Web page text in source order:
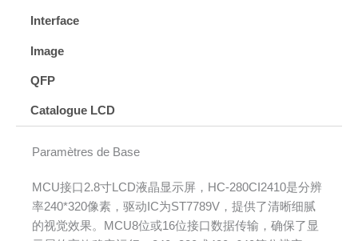
Interface
Image
QFP
Catalogue LCD
Paramètres de Base
MCU接口2.8寸LCD液晶显示屏，HC-280CI2410是分辨
率240*320像素，驱动IC为ST7789V，提供了清晰细腻
的视觉效果。MCU8位或16位接口数据传输，确保了显